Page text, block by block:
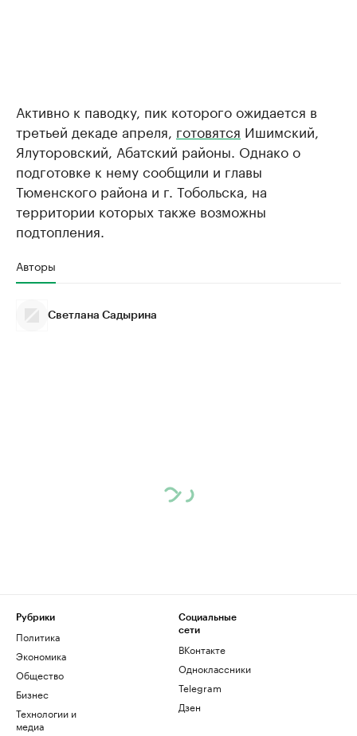
Активно к паводку, пик которого ожидается в
третьей декаде апреля, готовятся Ишимский,
Ялуторовский, Абатский районы. Однако о
подготовке к нему сообщили и главы
Тюменского района и г. Тобольска, на
территории которых также возможны
подтопления.
Авторы
Светлана Садырина
Рубрики
Политика
Экономика
Общество
Бизнес
Технологии и
медиа
Социальные
сети
ВКонтакте
Одноклассники
Telegram
Дзен